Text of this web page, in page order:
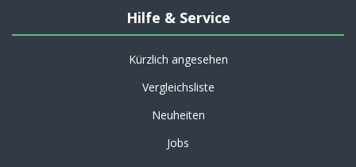
Hilfe & Service
Kürzlich angesehen
Vergleichsliste
Neuheiten
Jobs